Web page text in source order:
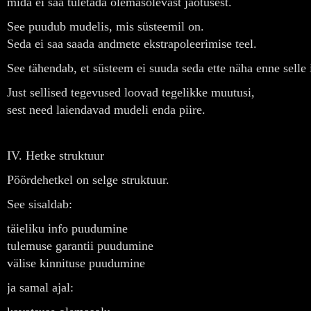
See puudub mudelis, mis süsteemil on.
Seda ei saa saada andmete ekstrapoleerimise teel.
See tähendab, et süsteem ei suuda seda ette näha enne
Just sellised tegevused loovad tegelikke muutusi,
sest need laiendavad mudeli enda piire.
IV. Hetke struktuur
Pöördehetkel on selge struktuur.
See sisaldab:
täieliku info puudumine
tulemuse garantii puudumine
välise kinnituse puudumine
ja samal ajal: